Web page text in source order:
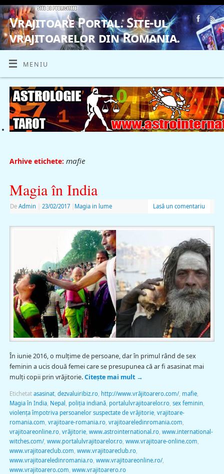
Vrajitoare Portal. Site-ul
vrajitoarelor din Romania.
VRAJITOARE, VRAJITOARELE, VRAJITOARE
MENIU
Arhive etichete: mafie
Magia în India
De Admin 23/02/2017 Magia in lume Lasă un comentariu
În iunie 2016, o mulțime de persoane, dar în primul rând de sex
feminin a ucis două femei care se presupunea că ar fi asasinat mai
mulți copii prin vrăjitorie.Citește mai mult →
Etichetat asasinat, dezvaluiribiz.ro, http://www.vrăjitoarero.com/, mafie,
Magia în India, Nepal poliția indiană, portalulvrajitoarelor.ro, sex feminin
violența împotriva persoanelor suspectate de vrăjitorie, vrajitoare-
romania.com vrajitoare-romania.ro, vrajitoareledinromania.com
vrajitoareonline.ro, vrăjitorie, www.astrointernational.ro, www.international-
witches.com/, www.portalulvrajitoarelor.ro, www.vrajitoare-online.com
www.vrajitoareclub.com www.vrajitoareclub.ro,
www.vrajitoareledinromania.ro, www.vrajitoareonline.ro/,
www.vrajitoarero.com www.vrajitoarero.ro